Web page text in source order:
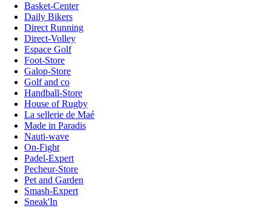
Basket-Center
Daily Bikers
Direct Running
Direct-Volley
Espace Golf
Foot-Store
Galop-Store
Golf and co
Handball-Store
House of Rugby
La sellerie de Maé
Made in Paradis
Nauti-wave
On-Fight
Padel-Expert
Pecheur-Store
Pet and Garden
Smash-Expert
Sneak'In